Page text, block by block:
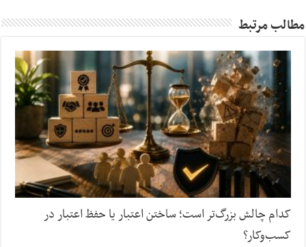
مطالب مرتبط
کدام چالش بزرگ‌تر است؛ ساختن اعتبار یا حفظ اعتبار در
کسب‌وکار؟